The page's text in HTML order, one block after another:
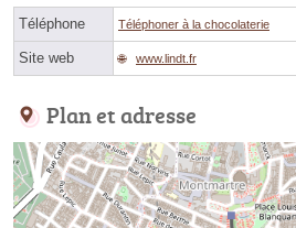
Téléphone Téléphoner à la chocolaterie
Site web www.lindt.fr
Plan et adresse